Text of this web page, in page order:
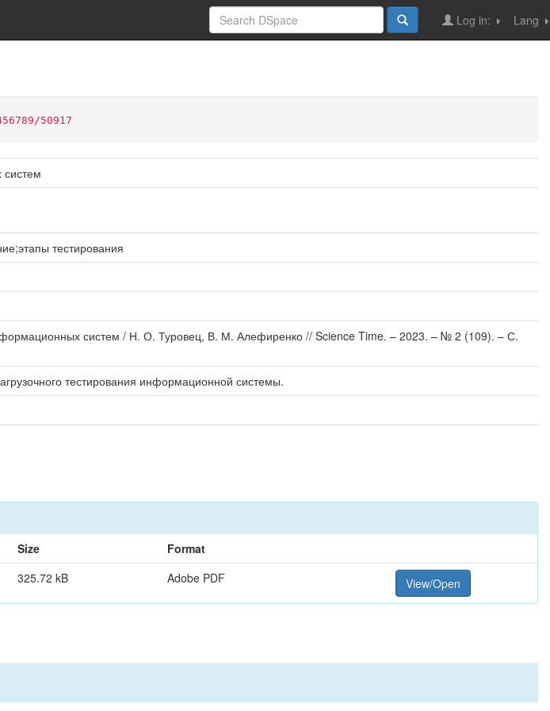
Lang
Log in:
50917
систем
тестирования
систем / Н. О. Туровец, В. М. Алефиренко // Science Time. – 2023. – № 2 (109). – С.
тестирования информационной системы.
Size
Format
325.72 kB Adobe PDF View/Open